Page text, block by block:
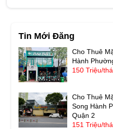
Tin Mới Đăng
Cho Thuê
Hành
150 Triệu/
Cho Thuê
Song Hành
Quận 2
151 Triệu/